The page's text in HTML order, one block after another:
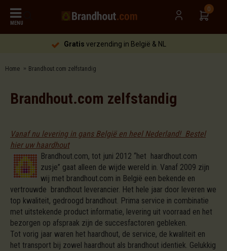
MENU
0
Gratis verzending in België & NL
Home Brandhout.com zelfstandig
Brandhout.com zelfstandig
Vanaf nu levering in gans België en heel Nederland! Bestel
hier uw haardhout
Brandhout.com, tot juni 2012 “het haardhout.com
zusje” gaat alleen de wijde wereld in. Vanaf 2009 zijn
wij met brandhout.com in België een bekende en
vertrouwde brandhout leverancier. Het hele jaar door leveren we
top kwaliteit, gedroogd brandhout. Prima service in combinatie
met uitstekende product informatie, levering uit voorraad en het
bezorgen op afspraak zijn de succesfactoren gebleken.
Tot vorig jaar waren het haardhout, de service, de kwaliteit en
het transport bij zowel haardhout als brandhout identiek. Gelukkig